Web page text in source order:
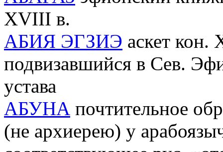
XVIII в.
АБИЯ ЭГЗИЭ аскет
подвизавшийся в Сев.
устава
АБУНА почтительное
(не архиерею) у